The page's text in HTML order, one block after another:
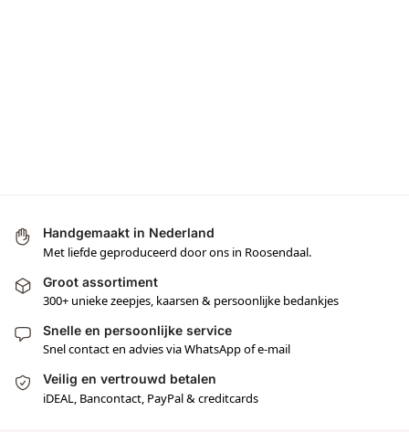
Handgemaakt in Nederland
Met liefde geproduceerd door ons in Roosendaal.
Groot assortiment
300+ unieke zeepjes, kaarsen & persoonlijke bedankjes
Snelle en persoonlijke service
Snel contact en advies via WhatsApp of e-mail
Veilig en vertrouwd betalen
iDEAL, Bancontact, PayPal & creditcards